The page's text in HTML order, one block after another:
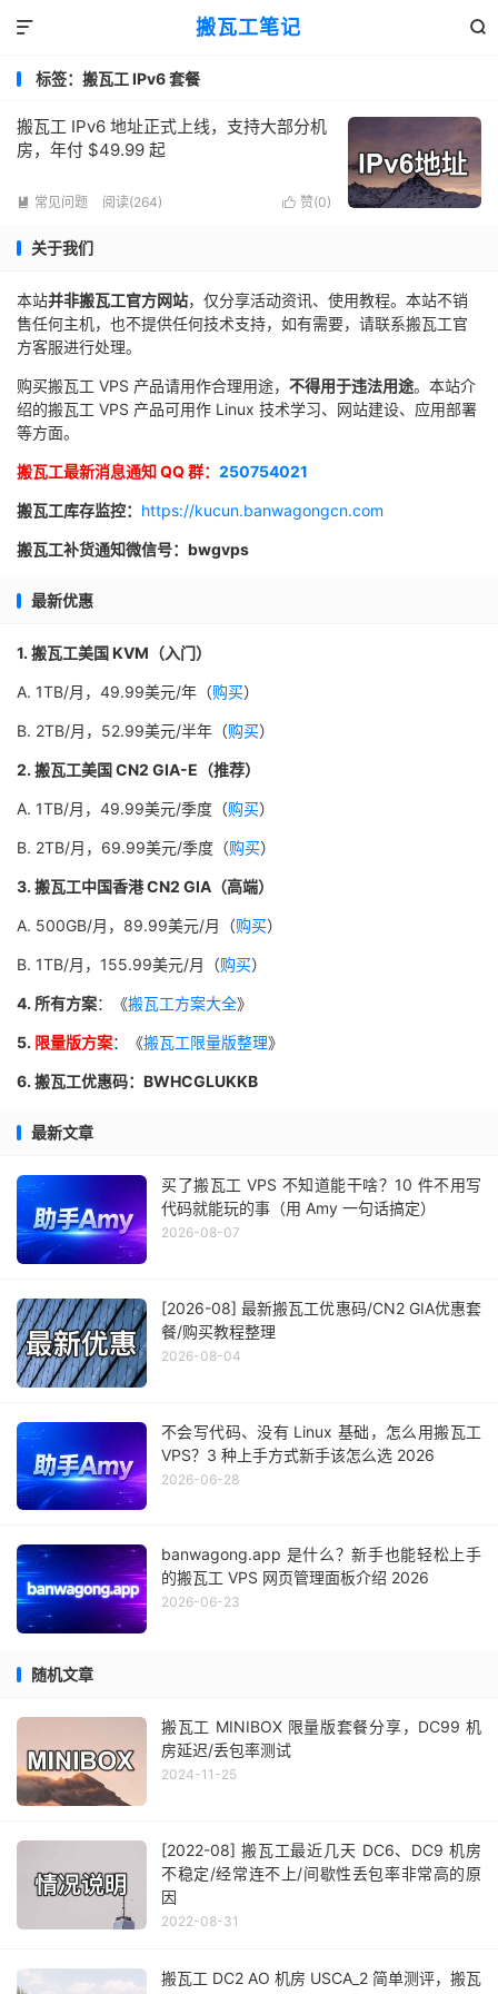
搬瓦工笔记 

标签：搬瓦工 IPv6 套餐
搬瓦工 IPv6 地址正式上线，支持大部分机
房，年付 $49.99 起
 常见问题 阅读(264)  赞(0)
关于我们
本站并非搬瓦工官方网站，仅分享活动资讯、使用教程。本站不销
售任何主机，也不提供任何技术支持，如有需要，请联系搬瓦工官
方客服进行处理。
购买搬瓦工 VPS 产品请用作合理用途， 不得用于违法用途。本站介
绍的搬瓦工 VPS 产品可用作 Linux 技术学习、网站建设、应用部署
等方面。
搬瓦工最新消息通知 QQ 群： 250754021
搬瓦工库存监控： https://kucun.banwagongcn.com
搬瓦工补货通知微信号：bwgvps
最新优惠
1. 搬瓦工美国 KVM（入门）
A. 1TB/月，49.99美元/年（购买）
B. 2TB/月，52.99美元/半年（购买）
2. 搬瓦工美国 CN2 GIA-E（推荐）
A. 1TB/月，49.99美元/季度（购买）
B. 2TB/月，69.99美元/季度（购买）
3. 搬瓦工中国香港 CN2 GIA（高端）
A. 500GB/月，89.99美元/月（购买）
B. 1TB/月，155.99美元/月（购买）
4. 所有方案：《搬瓦工方案大全》
5. 限量版方案：《搬瓦工限量版整理》
6. 搬瓦工优惠码：BWHCGLUKKB
最新文章
买了搬瓦工 VPS 不知道能干啥？10 件不用写
代码就能玩的事（用 Amy 一句话搞定）
2026-08-07
[2026-08] 最新搬瓦工优惠码/CN2 GIA优惠套
餐/购买教程整理
2026-08-04
不会写代码、没有 Linux 基础，怎么用搬瓦工
VPS？3 种上手方式新手该怎么选 2026
2026-06-28
banwagong.app 是什么？新手也能轻松上手
的搬瓦工 VPS 网页管理面板介绍 2026
2026-06-23
随机文章
搬瓦工 MINIBOX 限量版套餐分享，DC99 机
房延迟/丢包率测试
2024-11-25
[2022-08] 搬瓦工最近几天 DC6、DC9 机房
不稳定/经常连不上/间歇性丢包率非常高的原
因
2022-08-31
搬瓦工 DC2 AO 机房 USCA_2 简单测评，搬瓦